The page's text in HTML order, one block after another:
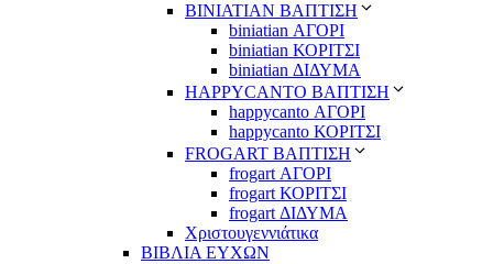
ΒΙΝΙΑΤΙΑΝ ΒΑΠΤΙΣΗ
biniatian ΑΓΟΡΙ
biniatian ΚΟΡΙΤΣΙ
biniatian ΔΙΔΥΜΑ
HAPPYCANTO ΒΑΠΤΙΣΗ
happycanto ΑΓΟΡΙ
happycanto ΚΟΡΙΤΣΙ
FROGART ΒΑΠΤΙΣΗ
frogart ΑΓΟΡΙ
frogart ΚΟΡΙΤΣΙ
frogart ΔΙΔΥΜΑ
Χριστουγεννιάτικα
ΒΙΒΛΙΑ ΕΥΧΩΝ